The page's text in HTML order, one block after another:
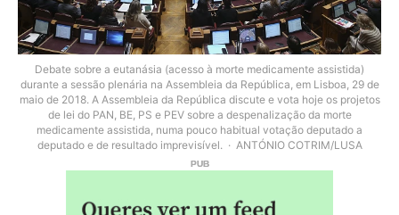
Debate sobre a eutanásia (acesso à morte medicamente assistida)
durante a sessão plenária na Assembleia da República, em Lisboa, 29 de
maio de 2018. A Assembleia da República discute e vota hoje os projetos
de lei do PAN, BE, PS e PEV sobre a despenalização da morte
medicamente assistida, numa pouco habitual votação deputado a
deputado e de resultado imprevisível.
ANTÓNIO COTRIM/LUSA